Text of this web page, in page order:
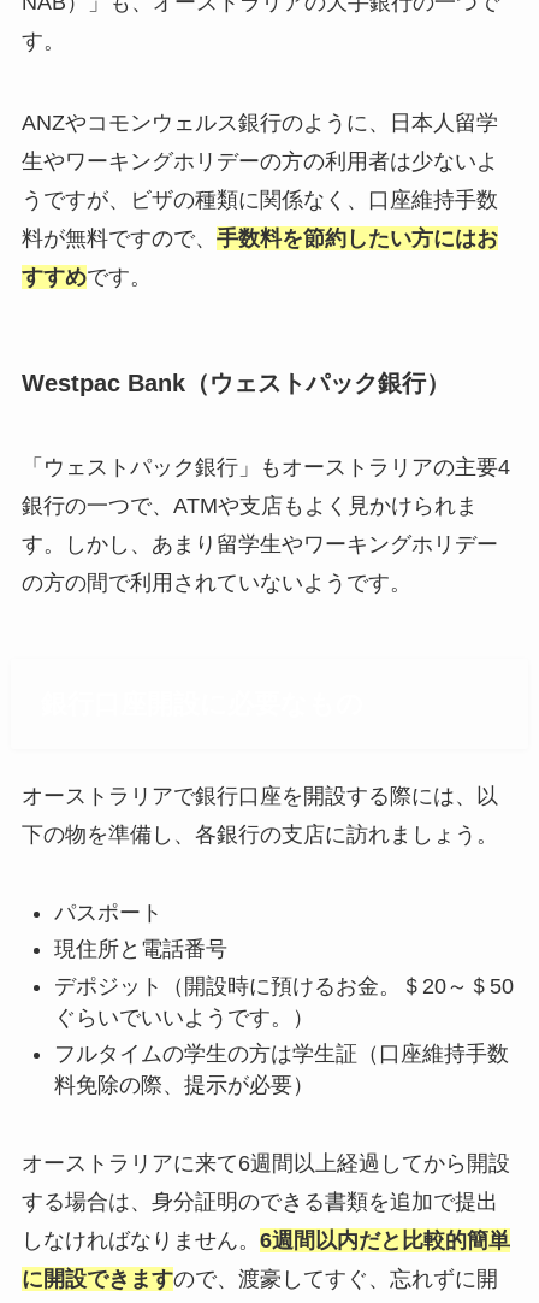
す。
ANZやコモンウェルス銀行のように、日本人留学
生やワーキングホリデーの方の利用者は少ないよ
うですが、ビザの種類に関係なく、口座維持手数
料が無料ですので、 手数料を節約したい方にはお
すすめです。
Westpac Bank（ウェストパック銀行）
「ウェストパック銀行」もオーストラリアの主要4
銀行の一つで、ATMや支店もよく見かけられま
す。しかし、あまり留学生やワーキングホリデー
の方の間で利用されていないようです。
オーストラリアで銀行口座を開設する際には、以
下の物を準備し、各銀行の支店に訪れましょう。
パスポート
現住所と電話番号
デポジット（開設時に預けるお金。＄20～＄50
ぐらいでいいようです。）
フルタイムの学生の方は学生証（口座維持手数
料免除の際、提示が必要）
オーストラリアに来て6週間以上経過してから開設
する場合は、身分証明のできる書類を追加で提出
しなければなりません。 6週間以内だと比較的簡単
に開設できますので、渡豪してすぐ、忘れずに開